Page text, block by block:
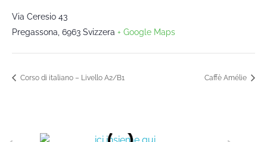
Via Ceresio 43
Pregassona 6963 Svizzera + Google Maps
Corso di italiano – Livello A2/B1 Caffè Amélie